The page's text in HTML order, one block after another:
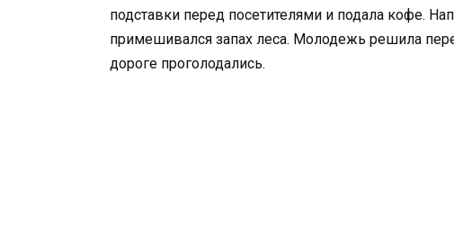
подставки перед посетителями и подала кофе.
примешивался запах леса. Молодежь решила
дороге проголодались.